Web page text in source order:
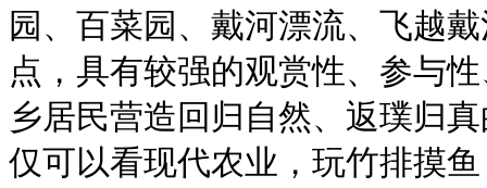
园、百菜园、戴河漂流、飞越
点，具有较强的观赏性、参与
乡居民营造回归自然、返璞归
仅可以看现代农业，玩竹排摸